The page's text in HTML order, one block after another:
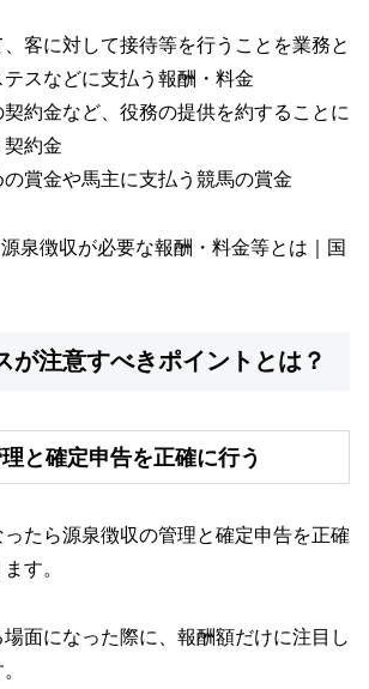
、客に対して接待等を行うことを業務と
スなどに支払う報酬・料金
契約金など、役務の提供を約することに
契約金
の賞金や馬主に支払う競馬の賞金
泉徴収が必要な報酬・料金等とは｜国
が注意すべきポイントとは？
と確定申告を正確に行う
たら源泉徴収の管理と確定申告を正確
す。
面になった際に、報酬額だけに注目し